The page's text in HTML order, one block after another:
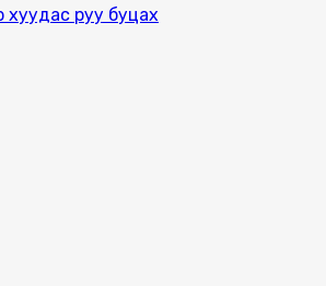
хуудас руу буцах